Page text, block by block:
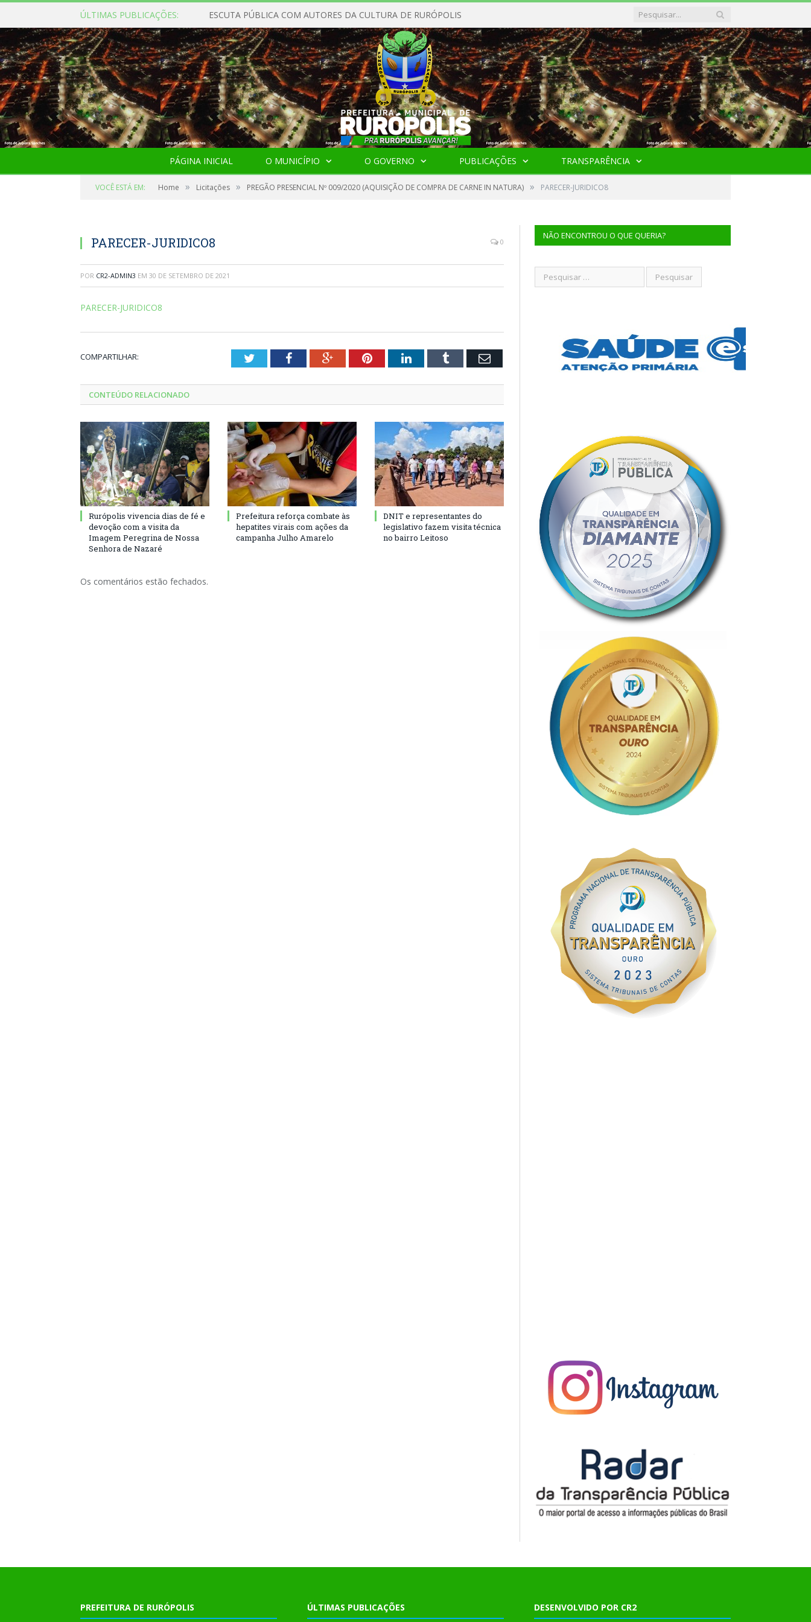
ÚLTIMAS PUBLICAÇÕES: ESCUTA PÚBLICA COM AUTORES DA CULTURA DE RURÓPOLIS
PÁGINA INICIAL O MUNICÍPIO O GOVERNO PUBLICAÇÕES TRANSPARÊNCIA
VOCÊ ESTÁ EM: Home » Licitações » PREGÃO PRESENCIAL Nº 009/2020 (AQUISIÇÃO DE COMPRA DE CARNE IN NATURA) » PARECER-JURIDICO8
PARECER-JURIDICO8 0
POR CR2-ADMIN3 EM 30 DE SETEMBRO DE 2021
PARECER-JURIDICO8
COMPARTILHAR: TwitterFacebookGoogle+PinterestLinkedInTumblr Email
CONTEÚDO RELACIONADO
Rurópolis vivencia dias de fé e
devoção com a visita da
Imagem Peregrina de Nossa
Senhora de Nazaré
Prefeitura reforça combate às
hepatites virais com ações da
campanha Julho Amarelo
DNIT e representantes do
legislativo fazem visita técnica
no bairro Leitoso
Os comentários estão fechados.
NÃO ENCONTROU O QUE QUERIA?
PREFEITURA DE RURÓPOLIS ÚLTIMAS PUBLICAÇÕES DESENVOLVIDO POR CR2